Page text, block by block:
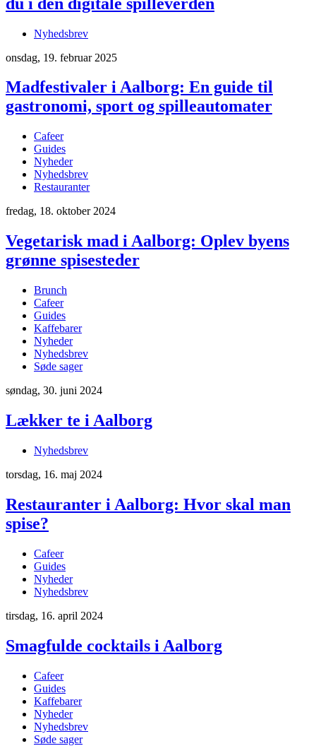
Nyhedsbrev
onsdag, 19. februar 2025
Madfestivaler i Aalborg: En guide til
gastronomi, sport og spilleautomater
Cafeer
Guides
Nyheder
Nyhedsbrev
Restauranter
fredag, 18. oktober 2024
Vegetarisk mad i Aalborg: Oplev byens
grønne spisesteder
Brunch
Cafeer
Guides
Kaffebarer
Nyheder
Nyhedsbrev
Søde sager
søndag, 30. juni 2024
Lækker te i Aalborg
Nyhedsbrev
torsdag, 16. maj 2024
Restauranter i Aalborg: Hvor skal man
spise?
Cafeer
Guides
Nyheder
Nyhedsbrev
tirsdag, 16. april 2024
Smagfulde cocktails i Aalborg
Cafeer
Guides
Kaffebarer
Nyheder
Nyhedsbrev
Søde sager